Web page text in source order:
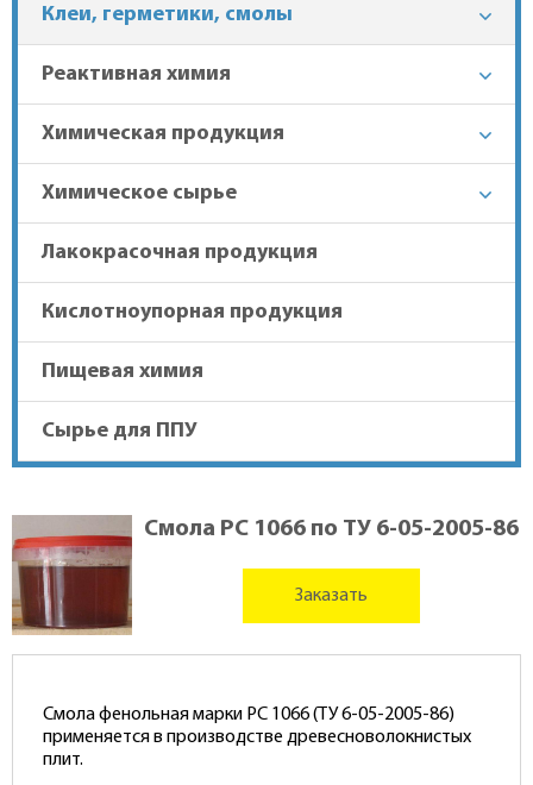
Гарантия лучшей цены
Доставка в регионы
+7 (863) 303-37-70
Клеи, герметики, смолы
Реактивная химия
Химическая продукция
Химическое сырье
Лакокрасочная продукция
Кислотноупорная продукция
Пищевая химия
Сырье для ППУ
Смола РС 1066 по ТУ 6-05-2005-86
Заказать
Смола фенольная марки РС 1066 (ТУ 6-05-2005-86)
применяется в производстве древесноволокнистых
плит.